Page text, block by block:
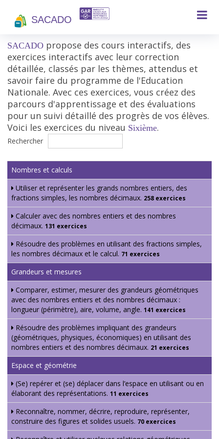
SACADO
SACADO propose des cours interactifs, des
exercices interactifs avec leur correction
détaillée, classés par les thèmes, attendus et
savoir faire du programme de l'Education
Nationale. Avec ces exercices, vous créez des
parcours d'apprentissage et des évaluations
pour un suivi détaillé des progrès de vos élèves.
Voici les exercices du niveau Sixième.
Rechercher
Nombres et calculs
Utiliser et représenter les grands nombres entiers, des
fractions simples, les nombres décimaux. 258 exercices
Calculer avec des nombres entiers et des nombres
décimaux. 131 exercices
Résoudre des problèmes en utilisant des fractions simples,
les nombres décimaux et le calcul. 71 exercices
Grandeurs et mesures
Comparer, estimer, mesurer des grandeurs géométriques
avec des nombres entiers et des nombres décimaux :
longueur (périmètre), aire, volume, angle. 141 exercices
Résoudre des problèmes impliquant des grandeurs
(géométriques, physiques, économiques) en utilisant des
nombres entiers et des nombres décimaux. 21 exercices
Espace et géométrie
(Se) repérer et (se) déplacer dans l’espace en utilisant ou en
élaborant des représentations. 11 exercices
Reconnaître, nommer, décrire, reproduire, représenter,
construire des figures et solides usuels. 70 exercices